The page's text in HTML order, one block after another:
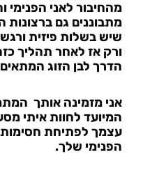
מהחיבור לאני הפנימי
מתבוננים גם ברצונות
שיש בשלות פיזית
ורק אז לאחר תהליך
הדרך לבן הזוג
אני מזמינה אותך
המיועד לחוות איתי
עצמך לפתיחת
הפנימי שלך.